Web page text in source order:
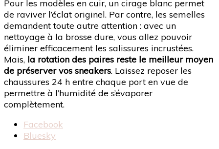
Pour les modèles en cuir, un cirage blanc permet
de raviver l’éclat originel. Par contre, les semelles
demandent toute autre attention : avec un
nettoyage à la brosse dure, vous allez pouvoir
éliminer efficacement les salissures incrustées.
Mais, la rotation des paires reste le meilleur moyen
de préserver vos sneakers. Laissez reposer les
chaussures 24 h entre chaque port en vue de
permettre à l’humidité de s’évaporer
complètement.
PartagerFacebook
Bluesky